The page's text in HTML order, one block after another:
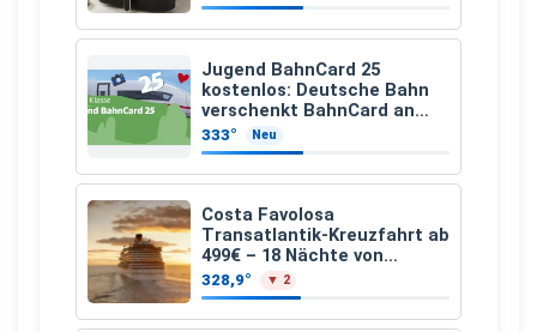
Jugend BahnCard 25
kostenlos: Deutsche Bahn
verschenkt BahnCard an
Kinder und Jugendliche
333° Neu
Costa Favolosa
Transatlantik-Kreuzfahrt ab
499€ – 18 Nächte von
Hamburg nach Guadeloupe
328,9° ▼ 2